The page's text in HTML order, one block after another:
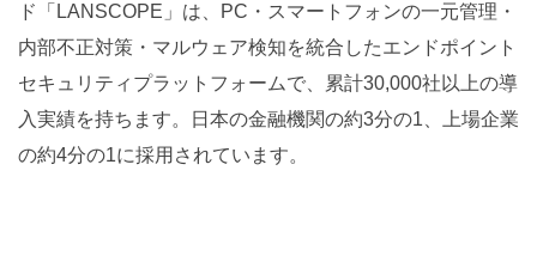
ド「LANSCOPE」は、PC・スマートフォンの一元管理・
内部不正対策・マルウェア検知を統合したエンドポイント
セキュリティプラットフォームで、累計30,000社以上の導
入実績を持ちます。日本の金融機関の約3分の1、上場企業
の約4分の1に採用されています。